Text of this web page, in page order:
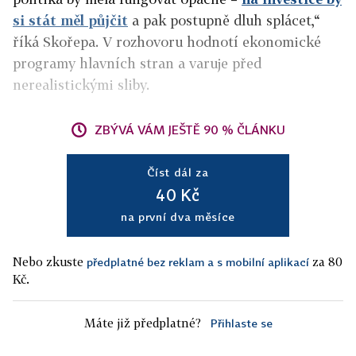
si stát měl půjčit a pak postupně dluh splácet,“
říká Skořepa. V rozhovoru hodnotí ekonomické
programy hlavních stran a varuje před
nerealistickými sliby.
ZBÝVÁ VÁM JEŠTĚ 90 % ČLÁNKU
Číst dál za
40 Kč
na první dva měsíce
Nebo zkuste předplatné bez reklam a s mobilní aplikací za 80
Kč.
Máte již předplatné? Přihlaste se